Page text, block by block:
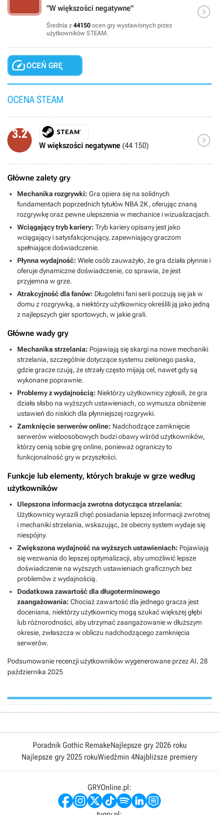
"W większości negatywne"
Średnia z 44150 ocen gry wystawionych przez
użytkowników STEAM.

OCEŃ GRĘ
OCENA STEAM
3.2
W większości negatywne (44 150) 
Główne zalety gry
Mechanika rozgrywki: Gra opiera się na solidnych
fundamentach poprzednich tytułów NBA 2K, oferując znaną
rozgrywkę oraz pewne ulepszenia w mechanice i wizualizacjach.
Wciągający tryb kariery: Tryb kariery opisany jest jako
wciągający i satysfakcjonujący, zapewniający graczom
spełniające doświadczenie.
Płynna wydajność: Wiele osób zauważyło, że gra działa płynnie i
oferuje dynamiczne doświadczenie, co sprawia, że jest
przyjemna w grze.
Atrakcyjność dla fanów: Długoletni fani serii poczują się jak w
domu z rozgrywką, a niektórzy użytkownicy określili ją jako jedną
z najlepszych gier sportowych, w jakie grali.
Główne wady gry
Mechanika strzelania: Pojawiają się skargi na nowe mechaniki
strzelania, szczególnie dotyczące systemu zielonego paska,
gdzie gracze czują, że strzały często mijają cel, nawet gdy są
wykonane poprawnie.
Problemy z wydajnością: Niektórzy użytkownicy zgłosili, że gra
działa słabo na wyższych ustawieniach, co wymusza obniżenie
ustawień do niskich dla płynniejszej rozgrywki.
Zamknięcie serwerów online: Nadchodzące zamknięcie
serwerów wieloosobowych budzi obawy wśród użytkowników,
którzy cenią sobie grę online, ponieważ ograniczy to
funkcjonalność gry w przyszłości.
Funkcje lub elementy, których brakuje w grze według
użytkowników
Ulepszona informacja zwrotna dotycząca strzelania:
Użytkownicy wyrazili chęć posiadania lepszej informacji zwrotnej
i mechaniki strzelania, wskazując, że obecny system wydaje się
niespójny.
Zwiększona wydajność na wyższych ustawieniach: Pojawiają
się wezwania do lepszej optymalizacji, aby umożliwić lepsze
doświadczenie na wyższych ustawieniach graficznych bez
problemów z wydajnością.
Dodatkowa zawartość dla długoterminowego
zaangażowania: Chociaż zawartość dla jednego gracza jest
doceniana, niektórzy użytkownicy mogą szukać większej głębi
lub różnorodności, aby utrzymać zaangażowanie w dłuższym
okresie, zwłaszcza w obliczu nadchodzącego zamknięcia
serwerów.
Podsumowanie recenzji użytkowników wygenerowane przez AI, 28
października 2025
Poradnik Gothic RemakeNajlepsze gry 2026 roku
Najlepsze gry 2025 rokuWiedźmin 4Najbliższe premiery
GRYOnline.pl: